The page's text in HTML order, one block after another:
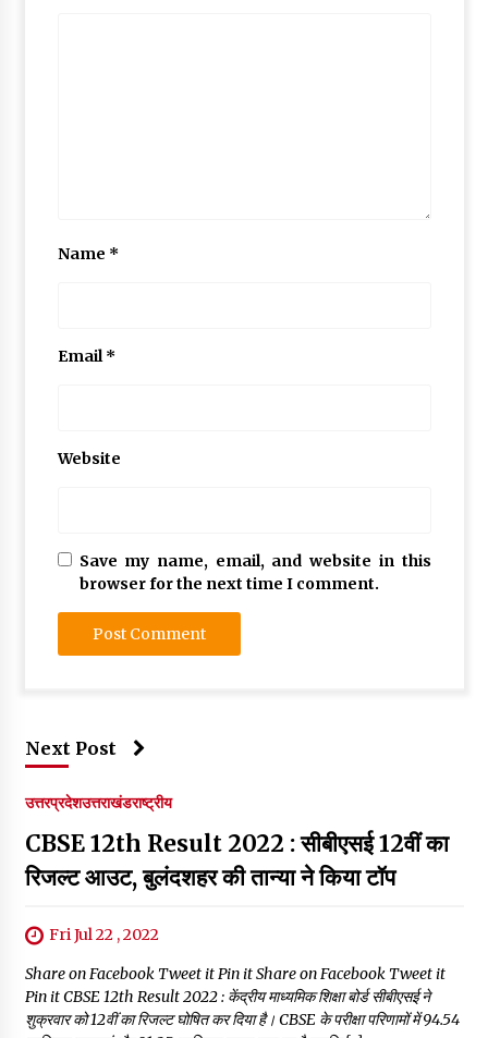
Name *
Email*
Website
Save my name, email, and website in this
browser for the next time I comment.
Next Post
उत्तरप्रदेशउत्तराखंडराष्ट्रीय
CBSE 12th Result 2022 : सीबीएसई 12वीं का
रिजल्ट आउट, बुलंदशहर की तान्या ने किया टॉप
Fri Jul 22 , 2022
Share on Facebook Tweet it Pin it Share on Facebook Tweet it
Pin it CBSE 12th Result 2022 : केंद्रीय माध्यमिक शिक्षा बोर्ड सीबीएसई ने
शुक्रवार को 12वीं का रिजल्ट घोषित कर दिया है। CBSE के परीक्षा परिणामों में 94.54